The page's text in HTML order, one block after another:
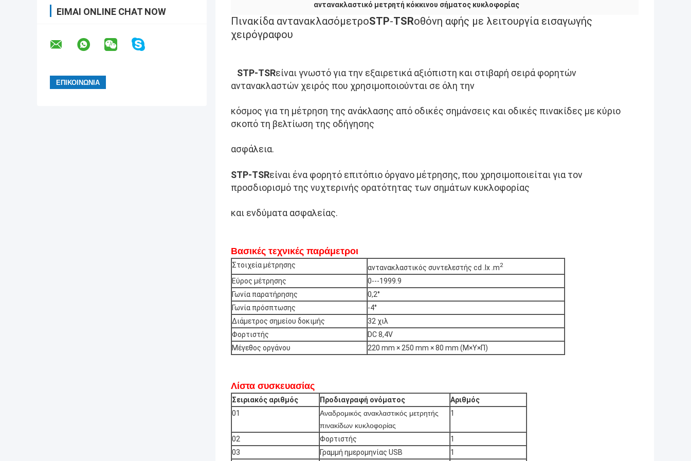
ΕΊΜΑΙ ONLINE CHAT NOW
αντανακλαστικό μετρητή κόκκινου σήματος κυκλοφορίας
Πινακίδα αντανακλασόμετροSTP-TSRοθόνη αφής με λειτουργία εισαγωγής
χειρόγραφου
STP-TSRείναι γνωστό για την εξαιρετικά αξιόπιστη και στιβαρή σειρά φορητών
αντανακλαστών χειρός που χρησιμοποιούνται σε όλη την
κόσμος για τη μέτρηση της ανάκλασης από οδικές σημάνσεις και οδικές πινακίδες με κύριο
σκοπό τη βελτίωση της οδήγησης
ασφάλεια.
STP-TSRείναι ένα φορητό επιτόπιο όργανο μέτρησης, που χρησιμοποιείται για τον
προσδιορισμό της νυχτερινής ορατότητας των σημάτων κυκλοφορίας
και ενδύματα ασφαλείας.
Βασικές τεχνικές παράμετροι
Στοιχεία μέτρησης αντανακλαστικός συντελεστής cd .lx .m2
Εύρος μέτρησης
0---1999.9
Γωνία παρατήρησης
0,2°
Γωνία πρόσπτωσης
-4°
Διάμετρος σημείου δοκιμής
32 χιλ
Φορτιστής
DC 8,4V
Μέγεθος οργάνου
220 mm × 250 mm × 80 mm (Μ×Υ×Π)
Λίστα συσκευασίας
Σειριακός αριθμός Προδιαγραφή ονόματος
Αριθμός
01
Αναδρομικός ανακλαστικός μετρητής
πινακίδων κυκλοφορίας
1
02 Φορτιστής
1
03
Γραμμή ημερομηνίας USB
1